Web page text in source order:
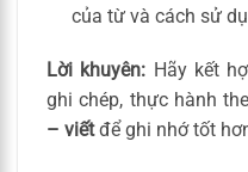
của từ và cách sử
Lời khuyên: Hãy kết
ghi chép, thực hành
– viếtđể ghi nhớ tốt